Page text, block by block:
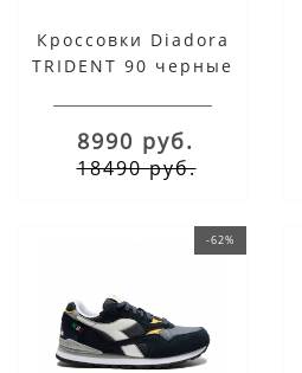
Кроссовки Diadora
TRIDENT 90 черные
8990 руб.
18490 руб.
-62%